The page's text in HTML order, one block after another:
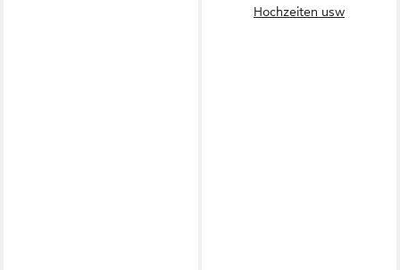
Hochzeiten usw